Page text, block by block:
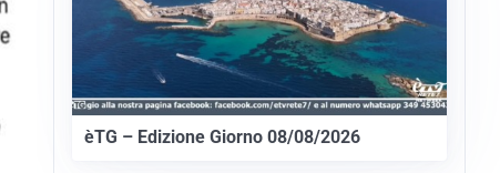
èTG – Edizione Giorno 08/08/2026